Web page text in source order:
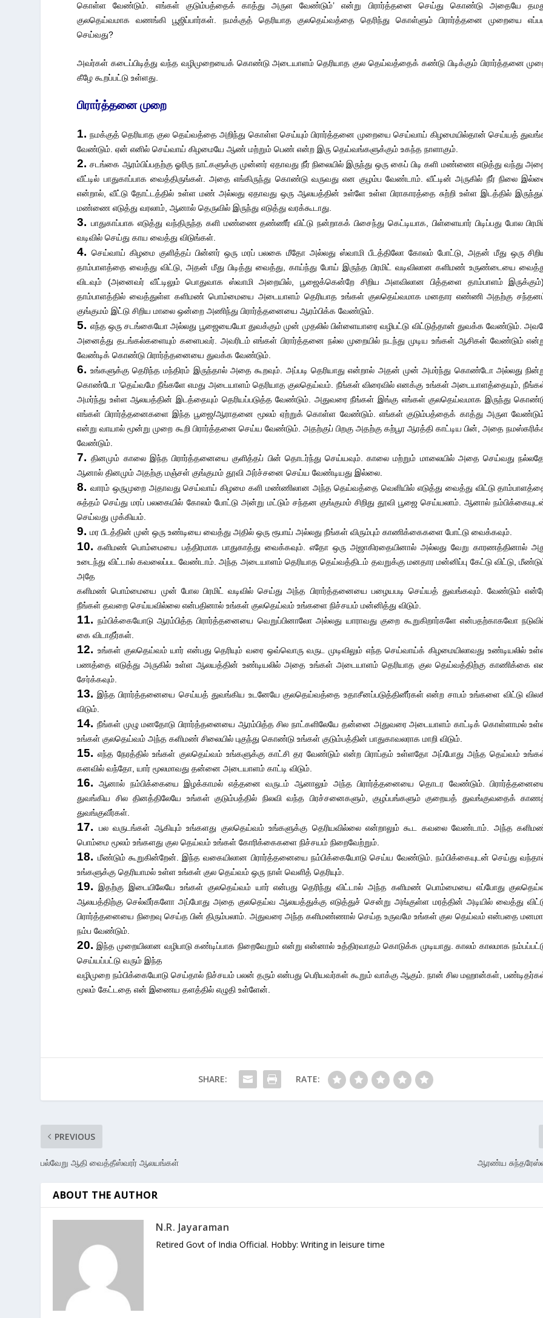
கொள்ள வேண்டும். எங்கள் குடும்பத்தைக் காத்து அருள வேண்டும்’ என்று பிரார்த்தனை செய்து கொண்டு அதையே
குலதெய்வமாக வணங்கி பூஜிப்பார்கள். நமக்குத் தெரியாத குலதெய்வத்தை தெரிந்து கொள்ளும் பிரார்த்தனை முறையை
செய்வது?
அவர்கள் கடைப்பிடித்து வந்த வழிமுறையைக் கொண்டு அடையாளம் தெரியாத குல தெய்வத்தைக் கண்டு பிடிக்கும் பிரார்த்தனை
கீழே கூறப்பட்டு உள்ளது.
பிரார்த்தனை முறை
1. நமக்குத் தெரியாத குல தெய்வத்தை அறிந்து கொள்ள செய்யும் பிரார்த்தனை முறையை செய்வாய் கிழமையில்தான் செய்யத்
வேண்டும். ஏன் எனில் செய்வாய் கிழமையே ஆண் மற்றும் பெண் என்ற இரு தெய்வங்களுக்கும் உகந்த நாளாகும்.
2. சடங்கை ஆரம்பிப்பதற்கு ஓரிரு நாட்களுக்கு முன்னர் ஏதாவது நீர் நிலையில் இருந்து ஒரு கைப் பிடி களி மண்ணை எடுத்து வந்து
வீட்டில் பாதுகாப்பாக வைத்திருங்கள். அதை எங்கிருந்து கொண்டு வருவது என குழம்ப வேண்டாம். வீட்டின் அருகில் நீர் நிலை
என்றால், வீட்டு தோட்டத்தில் உள்ள மண் அல்லது ஏதாவது ஒரு ஆலயத்தின் உள்ளே உள்ள பிராகாரத்தை சுற்றி உள்ள இடத்தில்
மண்ணை எடுத்து வரலாம், ஆனால் தெருவில் இருந்து எடுத்து வரக்கூடாது.
3. பாதுகாப்பாக எடுத்து வந்திருந்த களி மண்ணை தண்ணீர் விட்டு நன்றாகக் பிசைந்து கெட்டியாக, பிள்ளையார் பிடிப்பது போல
வடிவில் செய்து காய வைத்து விடுங்கள்.
4. செய்வாய் கிழமை குளித்தப் பின்னர் ஒரு மரப் பலகை மீதோ அல்லது ஸ்வாமி பீடத்திலோ கோலம் போட்டு, அதன் மீது ஒரு
தாம்பாளத்தை வைத்து விட்டு, அதன் மீது பிடித்து வைத்து, காய்ந்து போய் இருந்த பிரமிட் வடிவிலான களிமண் உருண்டையை
விடவும் (அனைவர் வீட்டிலும் பொதுவாக ஸ்வாமி அறையில், பூஜைக்கென்றே சிறிய அளவிலான பித்தளை தாம்பாளம் இருக்கும்).
தாம்பாளத்தில் வைத்துள்ள களிமண் பொம்மையை அடையாளம் தெரியாத உங்கள் குலதெய்வமாக மனதார எண்ணி அதற்கு
குங்குமம் இட்டு சிறிய மாலை ஒன்றை அணிந்து பிரார்த்தனையை ஆரம்பிக்க வேண்டும்.
5. எந்த ஒரு சடங்கையோ அல்லது பூஜையையோ துவக்கும் முன் முதலில் பிள்ளையாரை வழிபட்டு விட்டுத்தான் துவக்க வேண்டும்.
அனைத்து தடங்கல்களையும் களைபவர். அவரிடம் எங்கள் பிரார்த்தனை நல்ல முறையில் நடந்து முடிய உங்கள் ஆசிகள் வேண்டும்
வேண்டிக் கொண்டு பிரார்த்தனையை துவக்க வேண்டும்.
6. உங்களுக்கு தெரிந்த மந்திரம் இருந்தால் அதை கூறவும். அப்படி தெரியாது என்றால் அதன் முன் அமர்ந்து கொண்டோ அல்லது
கொண்டோ ‘தெய்வமே நீங்களே எமது அடையாளம் தெரியாத குலதெய்வம். நீங்கள் விரைவில் எனக்கு உங்கள் அடையாளத்தையும்,
அமர்ந்து உள்ள ஆலயத்தின் இடத்தையும் தெரியப்படுத்த வேண்டும். அதுவரை நீங்கள் இங்கு எங்கள் குலதெய்வமாக இருந்து
எங்கள் பிரார்த்தனைகளை இந்த பூஜை/ஆராதனை மூலம் ஏற்றுக் கொள்ள வேண்டும். எங்கள் குடும்பத்தைக் காத்து அருள
என்று வாயால் மூன்று முறை கூறி பிரார்த்தனை செய்ய வேண்டும். அதற்குப் பிறகு அதற்கு கற்பூர ஆரத்தி காட்டிய பின், அதை
வேண்டும்.
7. தினமும் காலை இந்த பிரார்த்தனையை குளித்தப் பின் தொடர்ந்து செய்யவும். காலை மற்றும் மாலையில் அதை செய்வது நல்லதே.
ஆனால் தினமும் அதற்கு மஞ்சள் குங்குமம் தூவி அர்ச்சனை செய்ய வேண்டியது இல்லை.
8. வாரம் ஒருமுறை அதாவது செய்வாய் கிழமை களி மண்ணிலான அந்த தெய்வத்தை வெளியில் எடுத்து வைத்து விட்டு
சுத்தம் செய்து மரப் பலகையில் கோலம் போட்டு அன்று மட்டும் சந்தன குங்குமம் சிறிது தூவி பூஜை செய்யலாம். ஆனால்
செய்வது முக்கியம்.
9. மர பீடத்தின் முன் ஒரு உண்டியை வைத்து அதில் ஒரு ரூபாய் அல்லது நீங்கள் விரும்பும் காணிக்கைகளை போட்டு வைக்கவும்.
10. களிமண் பொம்மையை பத்திரமாக பாதுகாத்து வைக்கவும். எதோ ஒரு அஜாகிரதையினால் அல்லது வேறு காரணத்தினால்
உடைந்து விட்டால் கவலைப்பட வேண்டாம். அந்த அடையாளம் தெரியாத தெய்வத்திடம் தவறுக்கு மனதார மன்னிப்பு கேட்டு விட்டு,
அதே
களிமண் பொம்மையை முன் போல பிரமிட் வடிவில் செய்து அந்த பிரார்த்தனையை பழையபடி செய்யத் துவங்கவும். வேண்டும்
நீங்கள் தவறை செய்யவில்லை என்பதினால் உங்கள் குலதெய்வம் உங்களை நிச்சயம் மன்னித்து விடும்.
11. நம்பிக்கையோடு ஆரம்பித்த பிரார்த்தனையை வெறுப்பினாலோ அல்லது யாராவது குறை கூறுகிறார்களே என்பதற்காகவோ
கை விடாதீர்கள்.
12. உங்கள் குலதெய்வம் யார் என்பது தெரியும் வரை ஒவ்வொரு வருட முடிவிலும் எந்த செய்வாய்க் கிழமையிலாவது உண்டியலில்
பணத்தை எடுத்து அருகில் உள்ள ஆலயத்தின் உண்டியலில் அதை உங்கள் அடையாளம் தெரியாத குல தெய்வத்திற்கு காணிக்கை
சேர்க்கவும்.
13. இந்த பிரார்த்தனையை செய்யத் துவங்கிய உடனேயே குலதெய்வத்தை உதாசீனப்படுத்தினீர்கள் என்ற சாபம் உங்களை விட்டு
விடும்.
14. நீங்கள் முழு மனதோடு பிரார்த்தனையை ஆரம்பித்த சில நாட்களிலேயே தன்னை அதுவரை அடையாளம் காட்டிக் கொள்ளாமல்
உங்கள் குலதெய்வம் அந்த களிமண் சிலையில் புகுந்து கொண்டு உங்கள் குடும்பத்தின் பாதுகாவலராக மாறி விடும்.
15. எந்த நேரத்தில் உங்கள் குலதெய்வம் உங்களுக்கு காட்சி தர வேண்டும் என்ற பிராப்தம் உள்ளதோ அப்போது அந்த தெய்வம்
கனவில் வந்தோ, யார் மூலமாவது தன்னை அடையாளம் காட்டி விடும்.
16.
ஆனால் நம்பிக்கையை இழக்காமல் எத்தனை வருடம் ஆனாலும் அந்த பிரார்த்தனையை தொடர வேண்டும்.
துவங்கிய சில தினத்திலேயே உங்கள் குடும்பத்தில் நிலவி வந்த பிரச்சனைகளும், குழப்பங்களும் குறையத் துவங்குவதைக்
துவங்குவீர்கள்.
17.
பல வருடங்கள் ஆகியும் உங்களது குலதெய்வம் உங்களுக்கு தெரியவில்லை என்றாலும் கூட கவலை வேண்டாம். அந்த
பொம்மை மூலம் உங்களது குல தெய்வம் உங்கள் கோரிக்கைகளை நிச்சயம் நிறைவேற்றும்.
18. மீண்டும் கூறுகின்றேன். இந்த வகையிலான பிரார்த்தனையை நம்பிக்கையோடு செய்ய வேண்டும். நம்பிக்கையுடன் செய்து
உங்களுக்கு தெரியாமல் உள்ள உங்கள் குல தெய்வம் ஒரு நாள் வெளித் தெரியும்.
19. இதற்கு இடையிலேயே உங்கள் குலதெய்வம் யார் என்பது தெரிந்து விட்டால் அந்த களிமண் பொம்மையை எப்போது
ஆலயத்திற்கு செல்வீர்களோ அப்போது அதை குலதெய்வ ஆலயத்துக்கு எடுத்துச் சென்று அங்குள்ள மரத்தின் அடியில் வைத்து
பிரார்த்தனையை நிறைவு செய்த பின் திரும்பலாம். அதுவரை அந்த களிமண்ணால் செய்த உருவமே உங்கள் குல தெய்வம் என்பதை
நம்ப வேண்டும்.
20. இந்த முறையிலான வழிபாடு கண்டிப்பாக நிறைவேறும் என்று என்னால் உத்திரவாதம் கொடுக்க முடியாது. காலம் காலமாக
செய்யப்பட்டு வரும் இந்த
வழிமுறை நம்பிக்கையோடு செய்தால் நிச்சயம் பலன் தரும் என்பது பெரியவர்கள் கூறும் வாக்கு ஆகும். நான் சில மஹான்கள்,
மூலம் கேட்டதை என் இணைய தளத்தில் எழுதி உள்ளேன்.
SHARE: RATE:
PREVIOUS
பல்வேறு ஆதி வைத்தீஸ்வரர் ஆலயங்கள் ஆரண்ய
ABOUT THE AUTHOR
N.R. Jayaraman
Retired Govt of India Official. Hobby: Writing in leisure time